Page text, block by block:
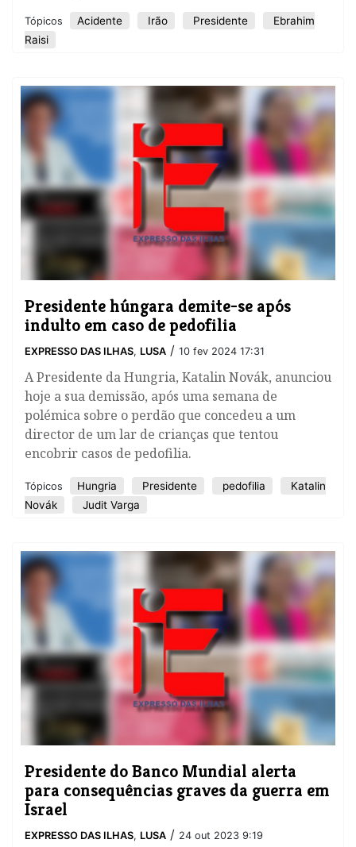
Tópicos Acidente Irão Presidente
Ebrahim
Raisi
Presidente húngara demite-se após
indulto em caso de pedofilia
EXPRESSO DAS ILHAS, LUSA / 10 fev 2024 17:31
A Presidente da Hungria, Katalin Novák, anunciou
hoje a sua demissão, após uma semana de
polémica sobre o perdão que concedeu a um
director de um lar de crianças que tentou
encobrir casos de pedofilia.
Tópicos Hungria Presidente pedofilia
Katalin
Novák
Judit Varga
Presidente do Banco Mundial alerta
para consequências graves da guerra em
Israel
EXPRESSO DAS ILHAS, LUSA / 24 out 2023 9:19